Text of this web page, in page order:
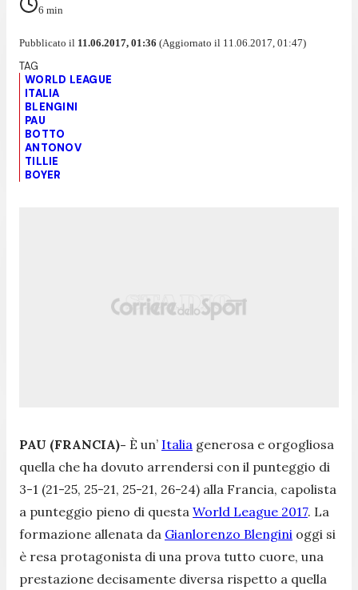
6 min
Pubblicato il 11.06.2017, 01:36 (Aggiornato il 11.06.2017, 01:47)
WORLD LEAGUE
ITALIA
BLENGINI
PAU
BOTTO
ANTONOV
TILLIE
BOYER
PAU (FRANCIA)- È un’ Italia generosa e orgogliosa
quella che ha dovuto arrendersi con il punteggio di
3-1 (21-25, 25-21, 25-21, 26-24) alla Francia, capolista
a punteggio pieno di questa World League 2017. La
formazione allenata da Gianlorenzo Blengini oggi si
è resa protagonista di una prova tutto cuore, una
prestazione decisamente diversa rispetto a quella